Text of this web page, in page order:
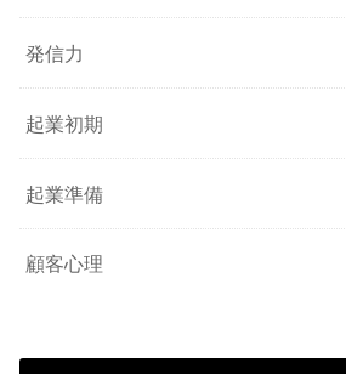
発信力
起業初期
起業準備
顧客心理